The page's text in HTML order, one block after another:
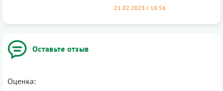
Оставьте отзыв
Оценка:
21.02.2023 г. 18:56